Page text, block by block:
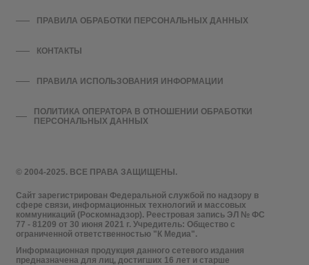
© 2004-2025. ВСЕ ПРАВА ЗАЩИЩЕНЫ.
Сайт зарегистрирован Федеральной службой по надзору в
сфере связи, информационных технологий и массовых
коммуникаций (Роскомнадзор). Реестровая запись ЭЛ № ФС
77 - 81209 от 30 июня 2021 г. Учредитель: Общество с
ограниченной ответственностью "К Медиа".
Информационная продукция данного сетевого издания
предназначена для лиц, достигших 16 лет и старше
ПРАВИЛА ОБРАБОТКИ ПЕРСОНАЛЬНЫХ ДАННЫХ
КОНТАКТЫ
ПРАВИЛА ИСПОЛЬЗОВАНИЯ ИНФОРМАЦИИ
ПОЛИТИКА ОПЕРАТОРА В ОТНОШЕНИИ ОБРАБОТКИ
ПЕРСОНАЛЬНЫХ ДАННЫХ